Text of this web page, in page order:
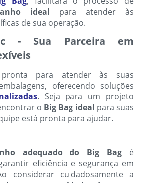
ideal para atender às
de sua operação.
- Sua Parceira em
para atender às suas
oferecendo soluções
. Seja para um projeto
o Big Bag ideal para suas
está pronta para ajudar.
adequado do Big Bag é
eficiência e segurança em
considerar cuidadosamente a